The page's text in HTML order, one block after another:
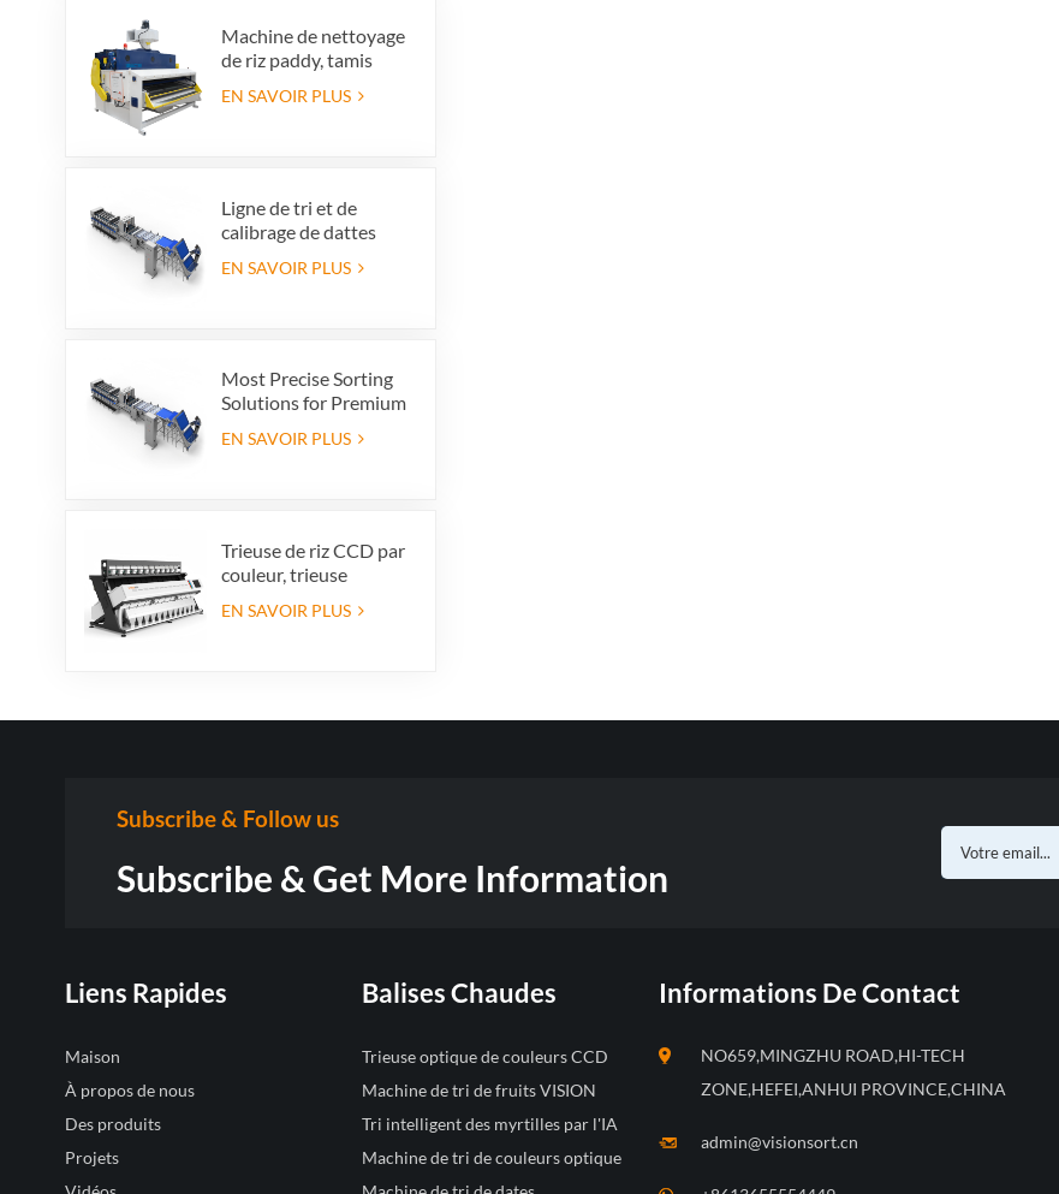
Machine de nettoyage
de riz paddy, tamis
nettoyeur vibrant
EN SAVOIR PLUS
Ligne de tri et de
calibrage de dattes
augmentez la valeur de
EN SAVOIR PLUS
Most Precise Sorting
Solutions for Premium
Grader powered by
EN SAVOIR PLUS
Trieuse de riz CCD par
couleur, trieuse
grains, trieuse de riz par
EN SAVOIR PLUS
Subscribe & Follow us
Subscribe & Get More Information
Liens Rapides
Maison
À propos de nous
Des produits
Projets
Balises Chaudes
Trieuse optique de couleurs CCD
Machine de tri de fruits VISION
Tri intelligent des myrtilles par l'IA
Machine de tri de couleurs optique
Informations De Contact
NO659,MINGZHU ROAD,HI-TECH
ZONE,HEFEI,ANHUI PROVINCE,CHINA
admin@visionsort.cn